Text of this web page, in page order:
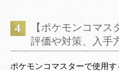
【ポケモンコマ
評価や対策、入手
ポケモンコマスターで使用